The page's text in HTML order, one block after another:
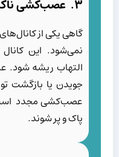
۳. عصب‌کشی ناکامل:
گاهی یکی از
نمی‌شود. این
التهاب ریشه شود.
جویدن یا بازگشت
عصب‌کشی مجدد است
پاک و پر شوند.